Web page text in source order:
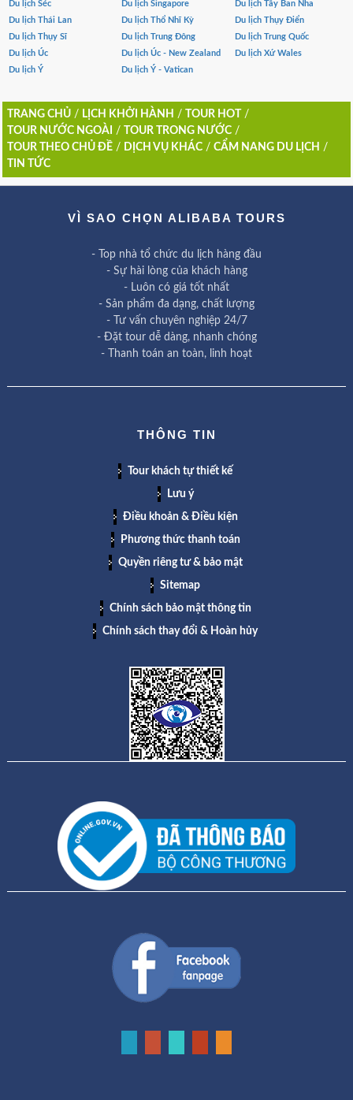
Du lịch Séc
Du lịch Singapore
Du lịch Tây Ban Nha
Du lịch Thái Lan
Du lịch Thổ Nhĩ Kỳ
Du lịch Thụy Điển
Du lịch Thụy Sĩ
Du lịch Trung Đông
Du lịch Trung Quốc
Du lịch Úc
Du lịch Úc - New Zealand
Du lịch Xứ Wales
Du lịch Ý
Du lịch Ý - Vatican
TRANG CHỦ/ LỊCH KHỞI HÀNH / TOUR HOT
/
TOUR NƯỚC NGOÀI
/ TOUR TRONG NƯỚC/
TOUR THEO CHỦ ĐỀ/ DỊCH VỤ KHÁC/ CẨM NANG DU LỊCH /
TIN TỨC
VÌ SAO CHỌN ALIBABA TOURS
- Top nhà tổ chức du lịch hàng đầu
- Sự hài lòng của khách hàng
- Luôn có giá tốt nhất
- Sản phẩm đa dạng, chất lượng
- Tư vấn chuyên nghiệp 24/7
- Đặt tour dễ dàng, nhanh chóng
- Thanh toán an toàn, linh hoạt
THÔNG TIN
Tour khách tự thiết kế
Lưu ý
Điều khoản & Điều kiện
Phương thức thanh toán
Quyền riêng tư & bảo mật
Sitemap
Chính sách bảo mật thông tin
Chính sách thay đổi & Hoàn hủy